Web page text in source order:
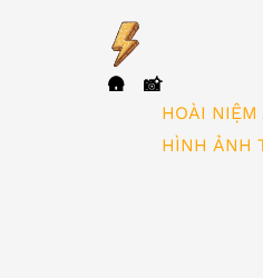
🛖
📸
HOÀI NIỆM
HÌNH ẢNH